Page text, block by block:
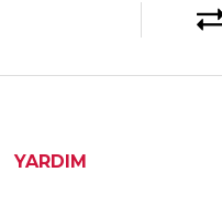
YARDIM